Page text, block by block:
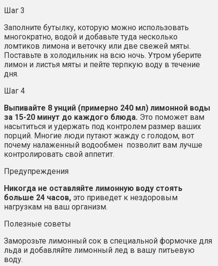
Шаг 3
Заполните бутылку, которую можно использовать
многократно, водой и добавьте туда несколько
ломтиков лимона и веточку или две свежей мяты.
Поставьте в холодильник на всю ночь. Утром уберите
лимон и листья мяты и пейте терпкую воду в течение
дня.
Шаг 4
Выпивайте 8 унций (примерно 240 мл) лимонной воды
за 15-20 минут до каждого блюда. Это поможет вам
насытиться и удержать под контролем размер ваших
порций. Многие люди путают жажду с голодом, вот
почему налаженный водообмен позволит вам лучше
контролировать свой аппетит.
Предупреждения
Никогда не оставляйте лимонную воду стоять
больше 24 часов, это приведет к нездоровым
нагрузкам на ваш организм.
Полезные советы
Заморозьте лимонный сок в специальной формочке для
льда и добавляйте лимонный лед в вашу питьевую
воду.